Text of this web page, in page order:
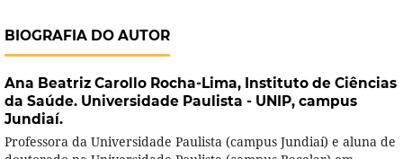
BIOGRAFIA DO AUTOR
Ana Beatriz Carollo Rocha-Lima, Instituto de Ciências
da Saúde. Universidade Paulista - UNIP, campus
Jundiaí.
Professora da Universidade Paulista (campus Jundiaí) e aluna de